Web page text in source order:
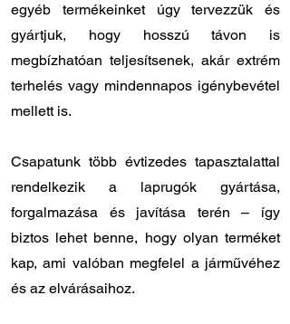
egyéb termékeinket úgy tervezzük és
gyártjuk, hogy hosszú távon is
megbízhatóan teljesítsenek, akár extrém
terhelés vagy mindennapos igénybevétel
mellett is.
Csapatunk több évtizedes tapasztalattal
rendelkezik a laprugók gyártása,
forgalmazása és javítása terén – így
biztos lehet benne, hogy olyan terméket
kap, ami valóban megfelel a járművéhez
és az elvárásaihoz.